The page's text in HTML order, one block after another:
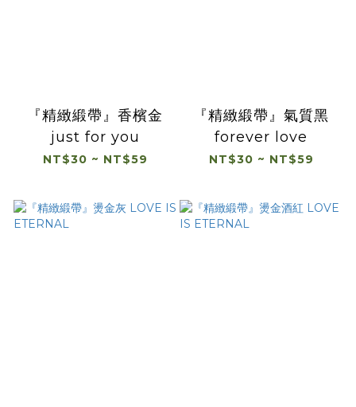
『精緻緞帶』香檳金
just for you
NT$30 ~ NT$59
『精緻緞帶』氣質黑
forever love
NT$30 ~ NT$59